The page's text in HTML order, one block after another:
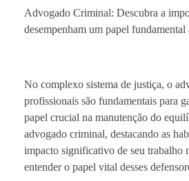
Advogado Criminal: Descubra a
desempenham um papel
No complexo sistema de justiça, o
profissionais são fundamentais para
papel crucial na manutenção do
advogado criminal, destacando as
impacto significativo de seu trabalho
entender o papel vital desses